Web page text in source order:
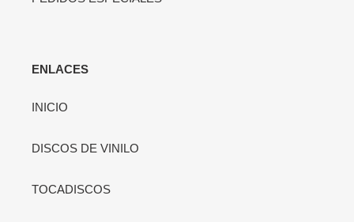
ENLACES
INICIO
DISCOS DE VINILO
TOCADISCOS